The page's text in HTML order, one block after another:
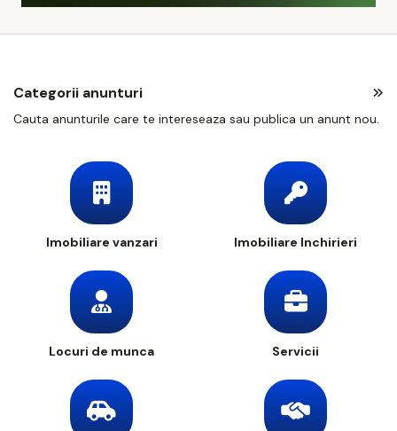
Categorii anunturi
Cauta anunturile care te intereseaza sau publica un anunt nou.
Imobiliare vanzari Imobiliare Inchirieri
Locuri de munca Servicii